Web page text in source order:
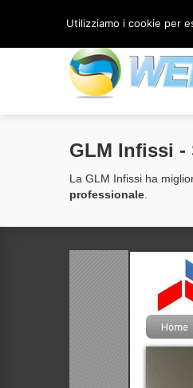
GLM Infissi -
La GLM Infissi ha
professionale
Utilizziamo i cookie per